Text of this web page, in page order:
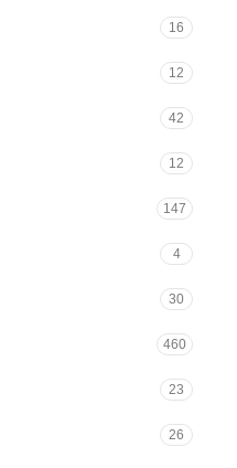
16
12
42
12
147
4
30
460
23
26